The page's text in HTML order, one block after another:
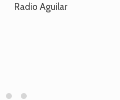
Radio Aguilar
1 2